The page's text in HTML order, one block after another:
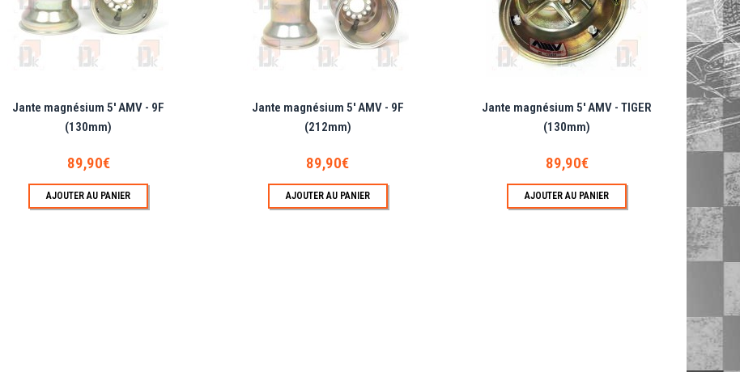
Ajouter aux articles préférés
Ajouter au comparatif
Jante magnésium 5' AMV - 9F (130mm)
Jante magnésium AMV 5 pouces ajourée type 9F pour moyeux avant standard (40m de distance entre goujo..
89,90€
AJOUTER AU PANIER
Jante magnésium 5' AMV - 9F
(130mm)
89,90€
AJOUTER AU PANIER
Jante magnésium 5' AMV - 9F
(212mm)
89,90€
AJOUTER AU PANIER
Jante magnésium 5' AMV - TIGER
(130mm)
89,90€
AJOUTER AU PANIER